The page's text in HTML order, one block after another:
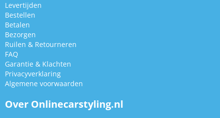
Levertijden
Bestellen
Betalen
Bezorgen
Ruilen & Retourneren
FAQ
Garantie & Klachten
Privacyverklaring
Algemene voorwaarden
Over Onlinecarstyling.nl